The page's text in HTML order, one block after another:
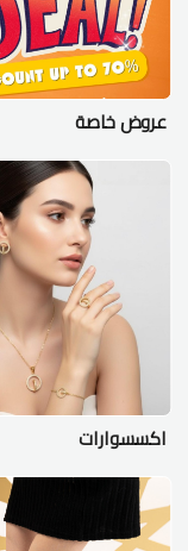
عروض خاصة
اكسسوارات